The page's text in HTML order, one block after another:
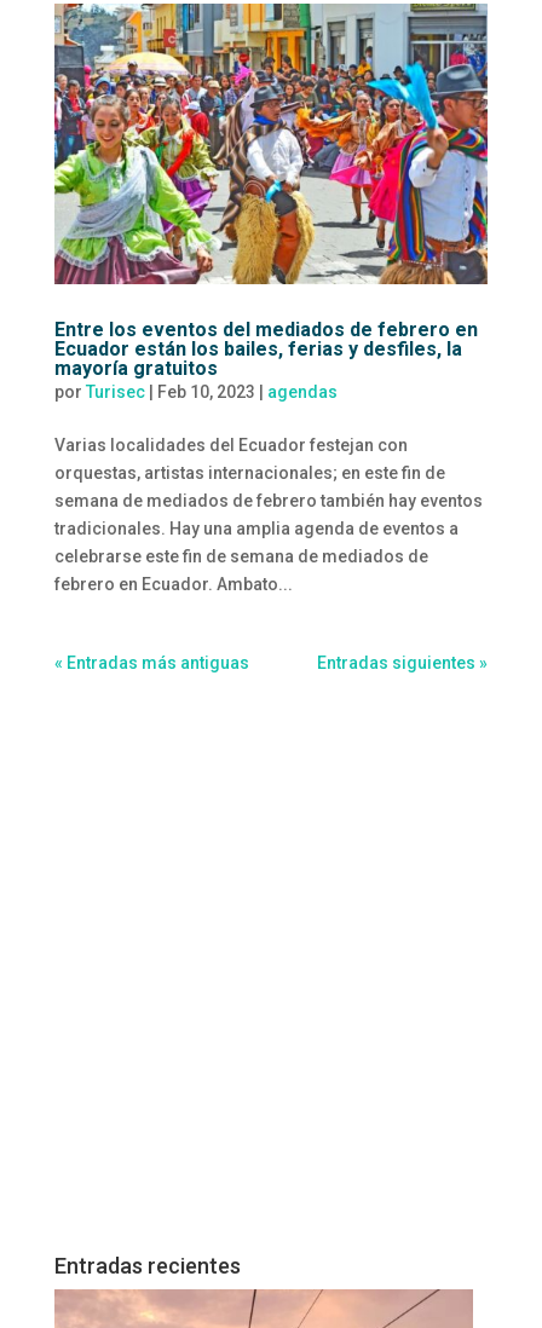
Entre los eventos del mediados de febrero en
Ecuador están los bailes, ferias y desfiles, la
mayoría gratuitos
por Turisec| Feb 10, 2023 agendas
Varias localidades del Ecuador festejan con
orquestas, artistas internacionales; en este fin de
semana de mediados de febrero también hay eventos
tradicionales. Hay una amplia agenda de eventos a
celebrarse este fin de semana de mediados de
febrero en Ecuador. Ambato...
« Entradas más antiguas Entradas siguientes »
Entradas recientes